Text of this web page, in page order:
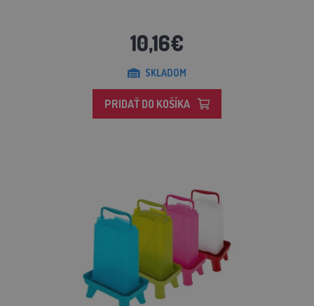
10,16€
SKLADOM
PRIDAŤ DO KOŠÍKA